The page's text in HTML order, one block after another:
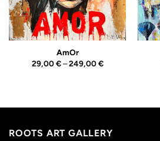
AmOr
29,00€ – 249,00€Price
ROOTS ART GALLERY